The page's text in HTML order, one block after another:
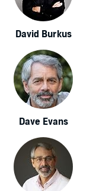
David Burkus
Dave Evans